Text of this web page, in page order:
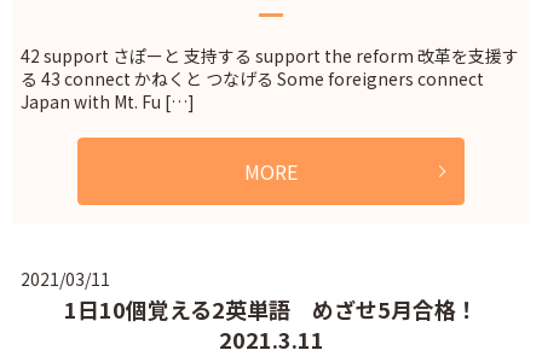
42 support さぽーと 支持する support the reform 改革を支援す
る 43 connect かねくと つなげる Some foreigners connect
Japan with Mt. Fu […]
MORE
2021/03/11
1日10個覚える2英単語 めざせ5月合格！
2021.3.11